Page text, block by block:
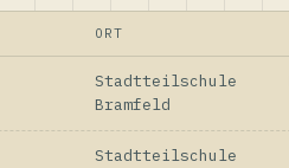
ORT
Stadtteilschule
Bramfeld
Stadtteilschule